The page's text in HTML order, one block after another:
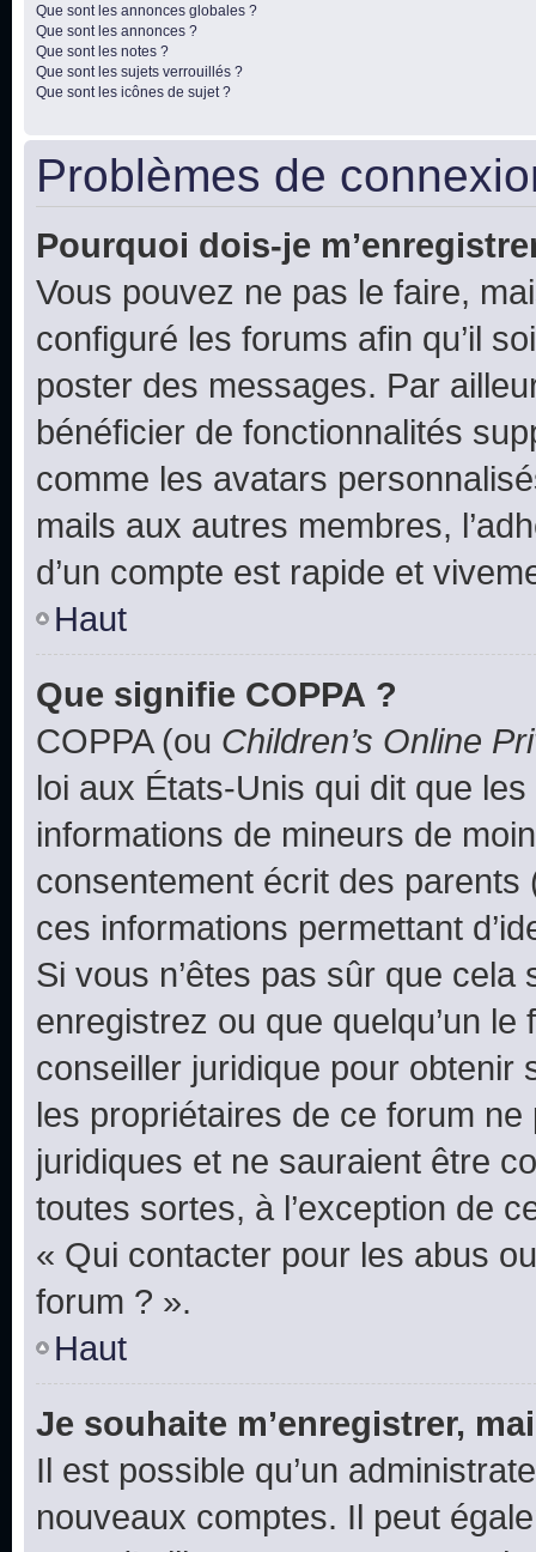
Que sont les annonces globales ?
Que sont les annonces ?
Que sont les notes ?
Que sont les sujets verrouillés ?
Que sont les icônes de sujet ?
Problèmes de
Pourquoi dois-je
Vous pouvez ne pas le faire,
configuré les forums afin qu’il
poster des messages. Par
bénéficier de fonctionnalités
comme les avatars
mails aux autres membres,
d’un compte est rapide et
Haut
Que signifie COPPA ?
COPPA (ou Children’s Online
loi aux États-Unis qui dit que
informations de mineurs de
consentement écrit des parents
ces informations permettant
Si vous n’êtes pas sûr que
enregistrez ou que quelqu’un
conseiller juridique pour obtenir
les propriétaires de ce forum
juridiques et ne sauraient être
toutes sortes, à l’exception de
« Qui contacter pour les abus
forum ? ».
Haut
Je souhaite m’enregistrer,
Il est possible qu’un
nouveaux comptes. Il peut